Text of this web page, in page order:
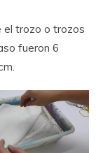
el trozo o trozos
fueron 6